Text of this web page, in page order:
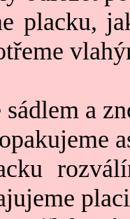
placku,
sádlem a